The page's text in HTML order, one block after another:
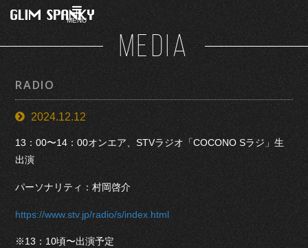
MENU
MEDIA
RADIO
2024.12.12
13：00〜14：00オンエア、STVラジオ「COCONO Sラジ」生
出演
パーソナリティ：村岡啓介
https://www.stv.jp/radio/s/index.html
※13：10頃〜出演予定